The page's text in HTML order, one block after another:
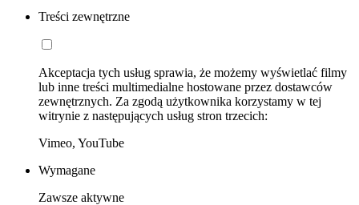
Treści zewnętrzne
Akceptacja tych usług sprawia, że możemy wyświetlać filmy
lub inne treści multimedialne hostowane przez dostawców
zewnętrznych. Za zgodą użytkownika korzystamy w tej
witrynie z następujących usług stron trzecich:
Vimeo, YouTube
Wymagane
Zawsze aktywne